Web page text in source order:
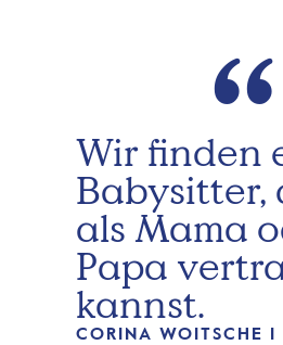
“
Wir finden
Babysitter,
als Mama
Papa
kannst.
CORINA WOITSCHE I